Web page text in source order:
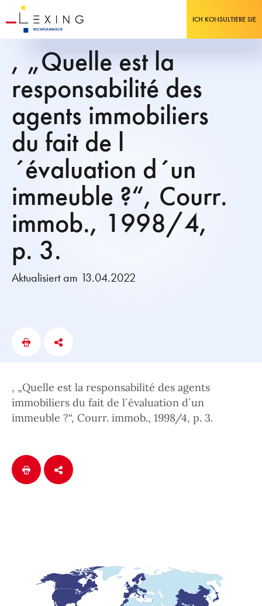
ICH KONSULTIERE SIE
, „Quelle est la
responsabilité des
agents immobiliers
du fait de l
´évaluation d´un
immeuble ?“, Courr.
immob., 1998/4,
p. 3.
Aktualisiert am 13.04.2022
, „Quelle est la responsabilité des agents
immobiliers du fait de l´évaluation d´un
immeuble ?“, Courr. immob., 1998/4, p. 3.